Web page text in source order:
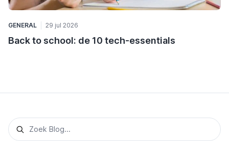
GENERAL 29 jul 2026
Back to school: de 10 tech-essentials